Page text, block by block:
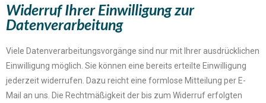
Widerruf Ihrer Einwilligung zur
Datenverarbeitung
Viele Datenverarbeitungsvorgänge sind nur mit Ihrer ausdrücklichen
Einwilligung möglich. Sie können eine bereits erteilte Einwilligung
jederzeit widerrufen. Dazu reicht eine formlose Mitteilung per E-
Mail an uns. Die Rechtmäßigkeit der bis zum Widerruf erfolgten